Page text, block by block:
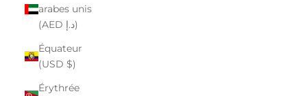
arabes unis
(AED د.إ)
Équateur
(USD $)
Érythrée